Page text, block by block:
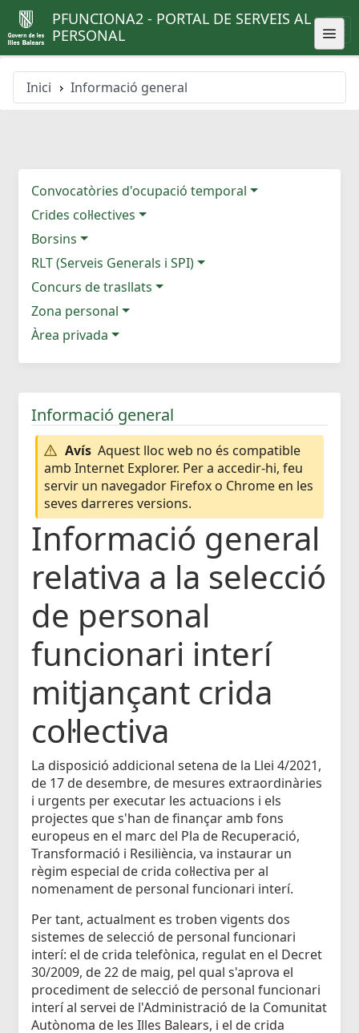
PFUNCIONA2 - PORTAL DE SERVEIS AL
PERSONAL
Inici Informació general
Convocatòries d'ocupació temporal
Crides col·lectives
Borsins
RLT (Serveis Generals i SPI)
Concurs de trasllats
Zona personal
Àrea privada
Informació general
Avís Aquest lloc web no és compatible
amb Internet Explorer. Per a accedir-hi, feu
servir un navegador Firefox o Chrome en les
seves darreres versions.
Informació general
relativa a la selecció
de personal
funcionari interí
mitjançant crida
col·lectiva
La disposició addicional setena de la Llei 4/2021,
de 17 de desembre, de mesures extraordinàries
i urgents per executar les actuacions i els
projectes que s'han de finançar amb fons
europeus en el marc del Pla de Recuperació,
Transformació i Resiliència, va instaurar un
règim especial de crida col·lectiva per al
nomenament de personal funcionari interí.
Per tant, actualment es troben vigents dos
sistemes de selecció de personal funcionari
interí: el de crida telefònica, regulat en el Decret
30/2009, de 22 de maig, pel qual s'aprova el
procediment de selecció de personal funcionari
interí al servei de l'Administració de la Comunitat
Autònoma de les Illes Balears, i el de crida